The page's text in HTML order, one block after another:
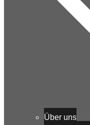
Über uns